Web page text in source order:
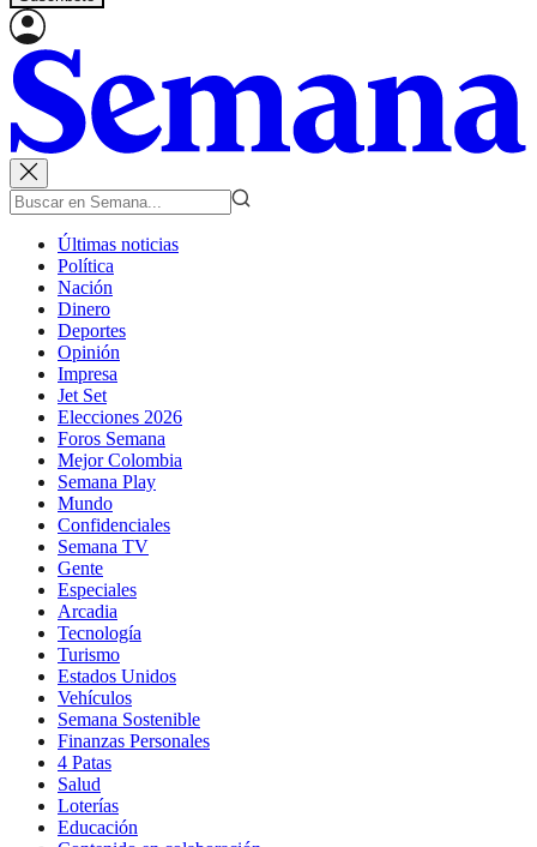
Últimas noticias
Política
Nación
Dinero
Deportes
Opinión
Impresa
Jet Set
Elecciones 2026
Foros Semana
Mejor Colombia
Semana Play
Mundo
Confidenciales
Semana TV
Gente
Especiales
Arcadia
Tecnología
Turismo
Estados Unidos
Vehículos
Semana Sostenible
Finanzas Personales
4 Patas
Salud
Loterías
Educación